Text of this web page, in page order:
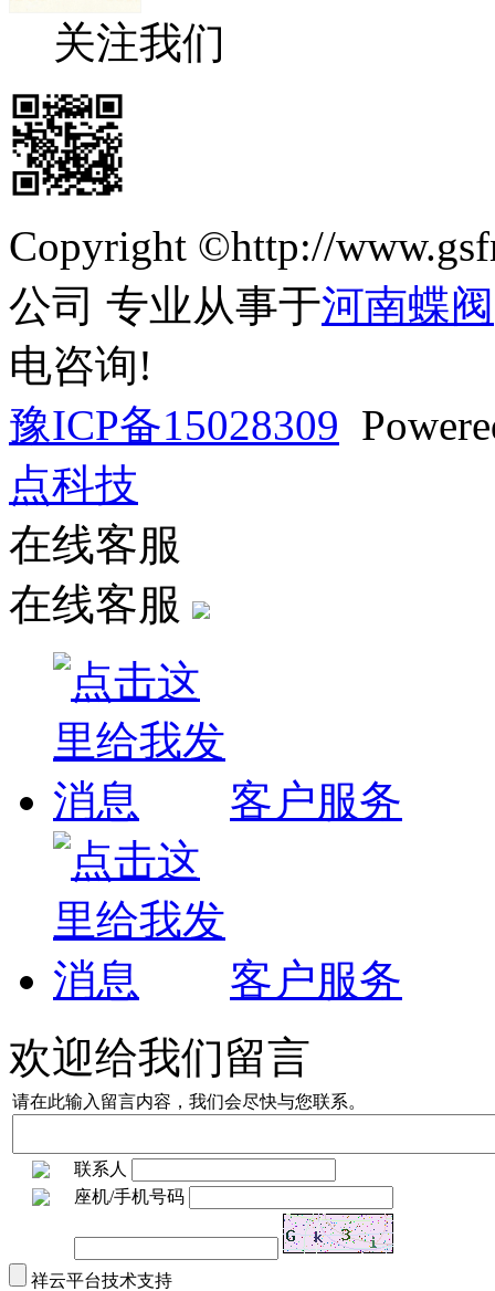
关注我们
Copyright ©http://
公司 专业从事于河南蝶阀
电咨询!
豫ICP备15028309
点科技
在线客服
在线客服
客户服务
客户服务
欢迎给我们留言
请在此输入留言内容，我们会尽快与您联系。
联系人
座机/手机号码
祥云平台技术支持